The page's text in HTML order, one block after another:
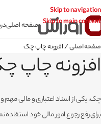
Skip to navigation
Skip to main content صفحه اصلی
صفحه اصلی/افزونه چاپ چک
افزونه چاپ
چک، یکی از اسناد اعتباری و مالی
برای رفع رجوع امور مالی خود